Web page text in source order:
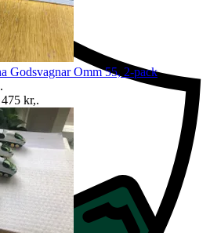
Godsvagnar Omm 55, 2-pack
.
475 kr,.